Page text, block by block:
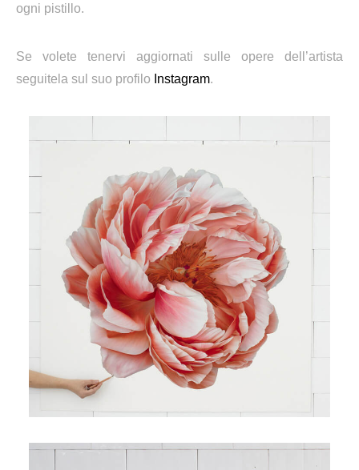
ogni pistillo.
Se volete tenervi aggiornati sulle opere dell’artista
seguitela sul suo profilo Instagram.